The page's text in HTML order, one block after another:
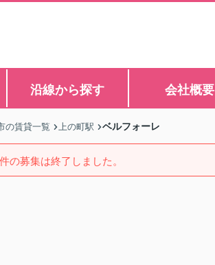
沿線から探す 会社概要
の賃貸一覧 上の町駅 ベルフォーレ
の募集は終了しました。